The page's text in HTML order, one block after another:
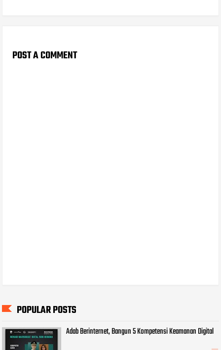
POST A COMMENT
POPULAR POSTS
Adab Berinternet, Bangun 5 Kompetensi Keamanan Digital